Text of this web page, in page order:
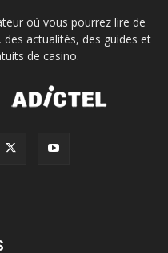
où vous pourrez lire de
actualités, des guides et
de casino.